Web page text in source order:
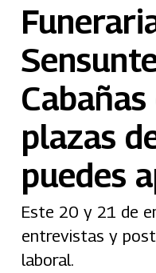
plazas
puedes
Este 20 y 21 de
entrevistas y
laboral.